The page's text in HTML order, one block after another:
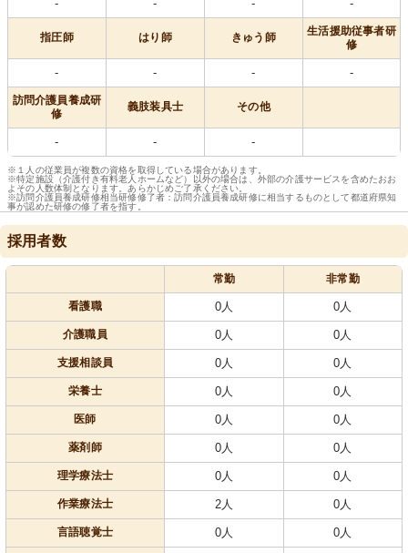
- - - -
指圧師 はり師 きゅう師
生活援助従事者研
修
- - - -
訪問介護員養成研
修
義肢装具士 その他
- - -
※１人の従業員が複数の資格を取得している場合があります。
※特定施設（介護付き有料老人ホームなど）以外の場合は、外部の介護サービスを含めたおお
よその人数体制となります。あらかじめご了承ください。
※訪問介護員養成研修相当研修修了者：訪問介護員養成研修に相当するものとして都道府県知
事が認めた研修の修了者を指す。
採用者数
常勤 非常勤
看護職 0人 0人
介護職員 0人 0人
支援相談員 0人 0人
栄養士 0人 0人
医師 0人 0人
薬剤師 0人 0人
理学療法士 0人 0人
作業療法士 2人 0人
言語聴覚士 0人 0人